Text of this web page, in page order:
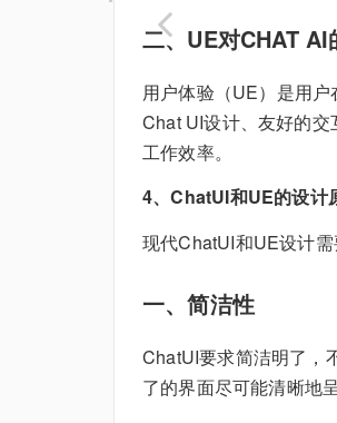
二、UE对CHAT AI
用户体验（UE）是用
Chat UI设计、友好的
工作效率。
4、ChatUI和UE的设计
现代ChatUI和UE设计需
一、简洁性
ChatUI要求简洁明了，
了的界面尽可能清晰地